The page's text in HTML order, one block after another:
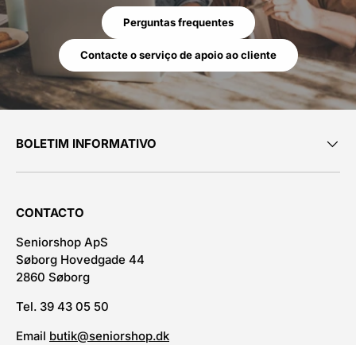
Perguntas frequentes
Contacte o serviço de apoio ao cliente
BOLETIM INFORMATIVO
CONTACTO
Seniorshop ApS
Søborg Hovedgade 44
2860 Søborg
Tel. 39 43 05 50
Email butik@seniorshop.dk